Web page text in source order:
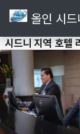
올인 시드
시드니 지역 호텔